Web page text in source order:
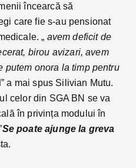
încearcă să
care fie s-au pensionat
„ avem deficit de
birou avizari, avem
putem onora la timp pentru
l” a mai spus Silivian Mutu.
celor din SGA BN se va
în privința modului în
Se poate ajunge la greva